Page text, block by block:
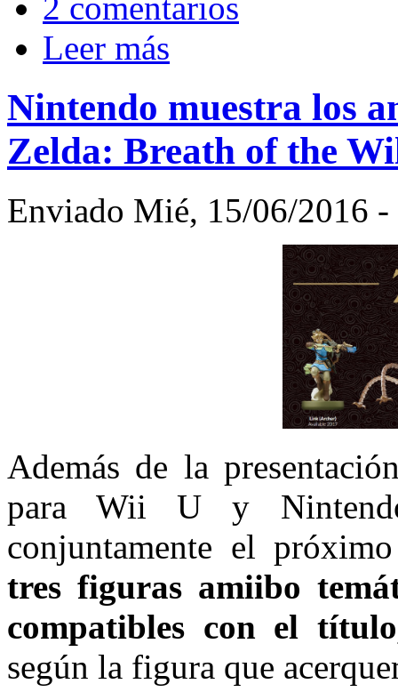
Leer más
Nintendo muestra los
Zelda: Breath of the
Enviado Mié, 15/06/2016
Además de la
para Wii U y
conjuntamente el
tres figuras amiibo
compatibles con el
según la figura que